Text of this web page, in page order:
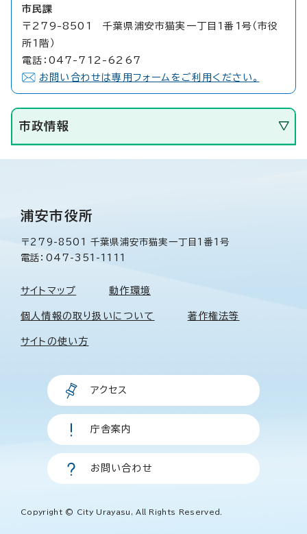
市民課
〒279-8501 千葉県浦安市猫実一丁目1番1号（市役
所1階）
電話：047-712-6267
お問い合わせは専用フォームをご利用ください。
市政情報
浦安市役所
〒279-8501 千葉県浦安市猫実一丁目1番1号
電話：047-351-1111
サイトマップ 動作環境
個人情報の取り扱いについて 著作権法等
サイトの使い方
アクセス
庁舎案内
お問い合わせ
Copyright © City Urayasu, All Rights Reserved.